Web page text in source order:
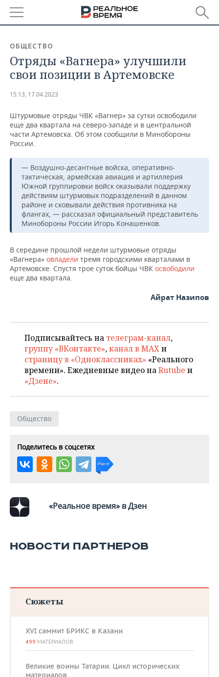
БАШКОРТОСТАН
ТАТАРСТАН
НОВОСТИ
АНАЛИТИКА
ДЕКЛАРАЦИИ О ДОХОДАХ
КОРОЛИ ГОСЗАКАЗА ПФО
ВУЗЫ ТАТАРСТАНА
КОМУ ПРИНАДЛЕЖАТ
ТОРГОВЫЕ ЦЕНТРЫ
ТАТАРСТАНА
НОВОСТИ ЭКОНОМИКИ
ФИНАНСЫ
БАНКИ
БЮДЖЕТ
ИНВЕСТИЦИИ
ПРОМЫШЛЕННОСТЬ
НОВОСТИ
АГРОПРОМ
МАШИНОСТРОЕНИЕ
НЕФТЕХИМИЯ
НЕФТЬ
ОПК
НЕДВИЖИМОСТЬ
НОВОСТИ НЕДВИЖИМОСТИ
АВТО
НОВОСТИ АВТО
БИЗНЕС
НОВОСТИ БИЗНЕСА
ТРАНСПОРТ
УСЛУГИ
ТЕХНОЛОГИИ
IT
МЕДИА
НОВОСТИ МЕРОПРИЯТИЙ
ВЫЕЗДНАЯ РЕДАКЦИЯ
ОТКРЫТАЯ ЛЕКЦИЯ
СПОРТ
НОВОСТИ СПОРТА
БАСКЕТБОЛ
ВОЛЕЙБОЛ
КИБЕРСПОРТ
ФИГУРНОЕ КАТАНИЕ
ХОККЕЙ С МЯЧОМ
ОБЩЕСТВО
ИНФРАСТРУКТУРА
ИСТОРИЯ
КУЛЬТУРА
МЕДИЦИНА
ПРОИСШЕСТВИЯ
СПРАВОЧНИК
СПИСОК ПЕРСОН
СПИСОК КОМПАНИЙ
ПОЛНАЯ ВЕРСИЯ
ОБЩЕСТВО
Отряды «Вагнера» улучшили
свои позиции в Артемовске
15:13, 17.04.2023
Штурмовые отряды ЧВК «Вагнер» за сутки освободили
еще два квартала на северо-западе и в центральной
части Артемовска. Об этом сообщили в Минобороны
России.
— Воздушно-десантные войска, оперативно-
тактическая, армейская авиация и артиллерия
Южной группировки войск оказывали поддержку
действиям штурмовых подразделений в данном
районе и сковывали действия противника на
флангах, — рассказал официальный представитель
Минобороны России Игорь Конашенков.
В середине прошлой недели штурмовые отряды
«Вагнера» овладели тремя городскими кварталами в
Артемовске. Спустя трое суток бойцы ЧВК освободили
еще два квартала.
Айрат Назипов
Подписывайтесь на телеграм-канал,
группу «ВКонтакте»,канал в MAXи
страницу в «Одноклассниках» «Реального
времени». Ежедневные видео наRutube и
«Дзене».
Общество
Поделитесь в соцсетях
«Реальное время» в Дзен
НОВОСТИ ПАРТНЕРОВ
Сюжеты
XVI саммит БРИКС в Казани
499 МАТЕРИАЛОВ
Великие воины Татарии. Цикл исторических
материалов